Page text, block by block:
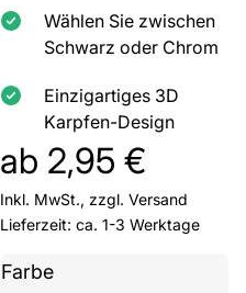
Wählen Sie zwischen
Schwarz oder Chrom
Einzigartiges 3D
Karpfen-Design
ab 2,95 €
Inkl. MwSt., zzgl. Versand
Lieferzeit: ca. 1-3 Werktage
Farbe